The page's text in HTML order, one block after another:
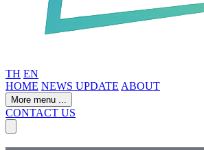
TH EN
HOME NEWS UPDATE ABOUT
More menu ...
CONTACT US